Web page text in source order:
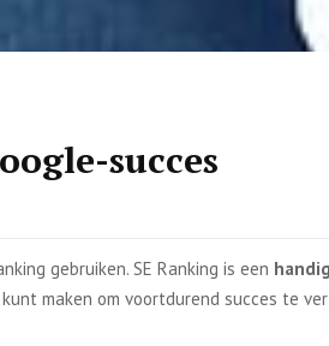
succes
gebruiken. SE Ranking is een
maken om voortdurend succes te